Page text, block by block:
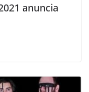
anuncia